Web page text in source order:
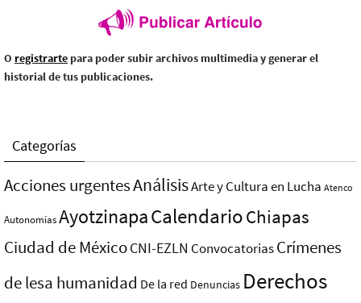
O registrarte para poder subir archivos multimedia y generar el
historial de tus publicaciones.
Categorías
Acciones urgentesAnálisisArte y Cultura en Lucha Atenco
AutonomíasAyotzinapaCalendarioChiapas
Ciudad de MéxicoCNI-EZLN ConvocatoriasCrímenes
de lesa humanidad De la red Denuncias Derechos